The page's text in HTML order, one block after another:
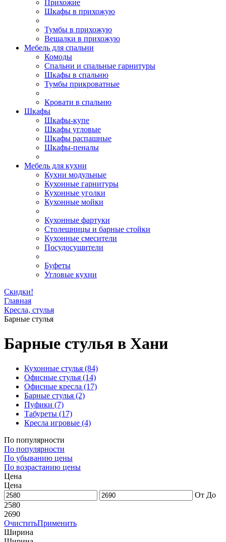
Прихожие
Шкафы в прихожую
Тумбы в прихожую
Вешалки в прихожую
Мебель для спальни
Комоды
Спальни и спальные гарнитуры
Шкафы в спальню
Тумбы прикроватные
Кровати в спальню
Шкафы
Шкафы-купе
Шкафы угловые
Шкафы распашные
Шкафы-пеналы
Мебель для кухни
Кухни модульные
Кухонные гарнитуры
Кухонные уголки
Кухонные мойки
Кухонные фартуки
Столешницы и барные стойки
Кухонные смесители
Посудосушители
Буфеты
Угловые кухни
Скидки!
Главная
Кресла, стулья
Барные стулья
Барные стулья в Хани
Кухонные стулья (84)
Офисные стулья (14)
Офисные кресла (17)
Барные стулья (2)
Пуфики (7)
Табуреты (17)
Кресла игровые (4)
По популярности
По популярности
По убыванию цены
По возрастанию цены
Цена
Цена
От До
2580
2690
ОчиститьПрименить
Ширина